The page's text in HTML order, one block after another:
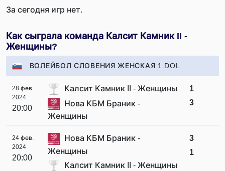
За сегодня игр нет.
Как сыграла команда Калсит Камник II -
Женщины?
ВОЛЕЙБОЛ СЛОВЕНИЯ ЖЕНСКАЯ 1.DOL
28 фев.
2024
20:00
Калсит Камник II - Женщины
Нова КБМ Браник -
Женщины
1
3
24 фев.
2024
20:00
Нова КБМ Браник -
Женщины
Калсит Камник II - Женщины
3
1